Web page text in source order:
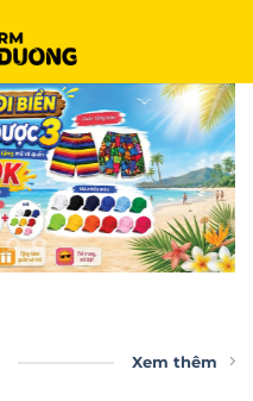
Xem thêm